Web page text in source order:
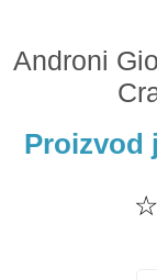
Androni
Proizvod
☆